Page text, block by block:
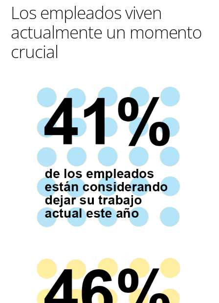
Los empleados viven
actualmente un momento
crucial